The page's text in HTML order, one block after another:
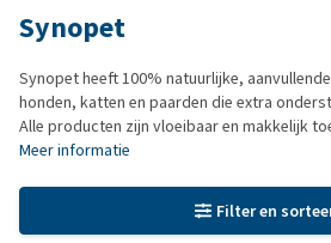
Synopet
Synopet heeft 100% natuurlijke,
honden, katten en paarden die extra
Alle producten zijn vloeibaar en makkelijk
Meer informatie
Filter en